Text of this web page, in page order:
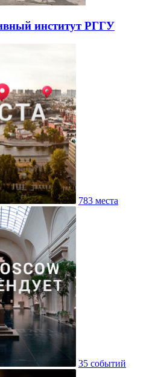
институт РГГУ
783 места
35 событий